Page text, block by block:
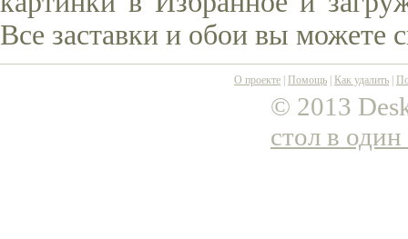
Все заставки и обои вы можете
О проекте Помощь Как удалить
© 2013
стол в